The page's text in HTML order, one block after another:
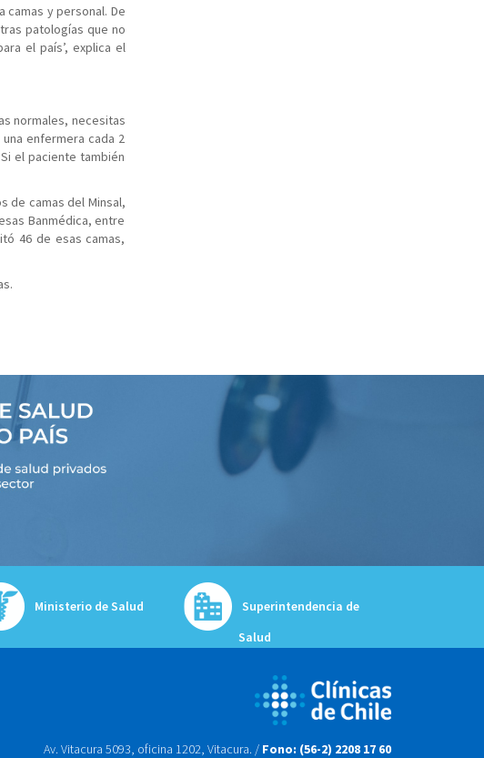
camas y personal. De
patologías que no
el país’, explica el
normales, necesitas
enfermera cada 2
el paciente también
de camas del Minsal,
Banmédica, entre
46 de esas camas,
Ministerio de Salud
Superintendencia de
Salud
Av. Vitacura 5093, oficina 1202, Vitacura. / Fono: (56-2) 2208 17 60